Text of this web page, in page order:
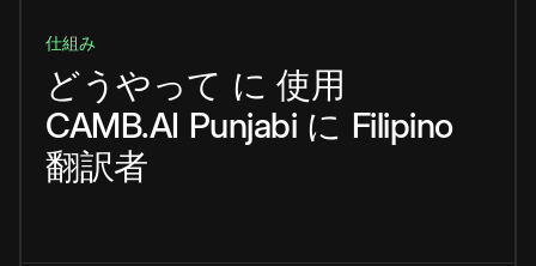
仕組み
どうやって に 使用
CAMB.AI Punjabi に Filipino
翻訳者